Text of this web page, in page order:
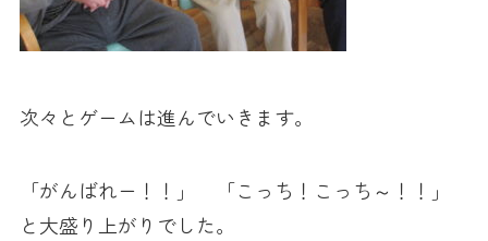
次々とゲームは進んでいきます。
「がんばれー！！」 「こっち！こっち～！！」
と大盛り上がりでした。